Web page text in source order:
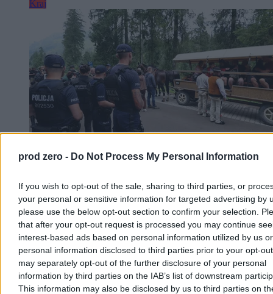
prod zero - Do Not Process My Personal Information
If you wish to opt-out of the sale, sharing to third parties, or
your personal or sensitive information for targeted advertising by
please use the below opt-out section to confirm your selection.
that after your opt-out request is processed you may continue
interest-based ads based on personal information utilized by us or
personal information disclosed to third parties prior to your opt-
may separately opt-out of the further disclosure of your personal
information by third parties on the IAB’s list of downstream
This information may also be disclosed by us to third parties on
Kraj
Pikieta przeciw transportowi konnemu do
Morskiego Oka. Wozacy odpierają zarzuty
W sobotę na Palenicy Białczańskiej odbyła się pikieta przeciw
transportowi konnemu do Morskiego Oka. Aktywiści z ruchu Dla
Zwierząt i DIOZ domagają się całkowitego zakazu przewozów,
twierdząc, że konie są męczone. Wozacy i eksperci weterynarii
wskazują, że zwierzęta są corocznie badane i chronione
regulaminem TPN.